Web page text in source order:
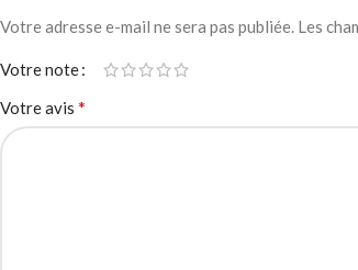
Votre adresse e-mail ne sera pas publiée. Les
Votre note
Votre avis *